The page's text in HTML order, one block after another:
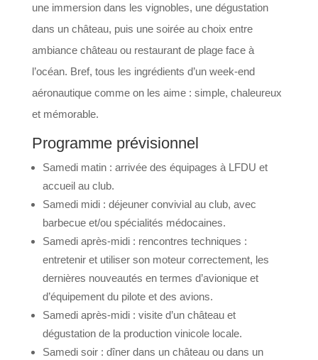
une immersion dans les vignobles, une dégustation
dans un château, puis une soirée au choix entre
ambiance château ou restaurant de plage face à
l’océan. Bref, tous les ingrédients d’un week-end
aéronautique comme on les aime : simple, chaleureux
et mémorable.
Programme prévisionnel
Samedi matin : arrivée des équipages à LFDU et
accueil au club.
Samedi midi : déjeuner convivial au club, avec
barbecue et/ou spécialités médocaines.
Samedi après-midi : rencontres techniques :
entretenir et utiliser son moteur correctement, les
dernières nouveautés en termes d’avionique et
d’équipement du pilote et des avions.
Samedi après-midi : visite d’un château et
dégustation de la production vinicole locale.
Samedi soir : dîner dans un château ou dans un